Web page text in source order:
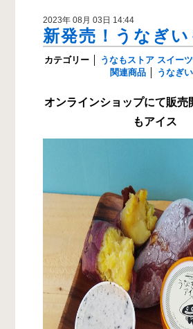
2023年 08月 03日 14:44
新発売！うなぎ
カテゴリー うなもストア スイー
関連商品
うなぎ
オンラインショップにて販売
もアイス